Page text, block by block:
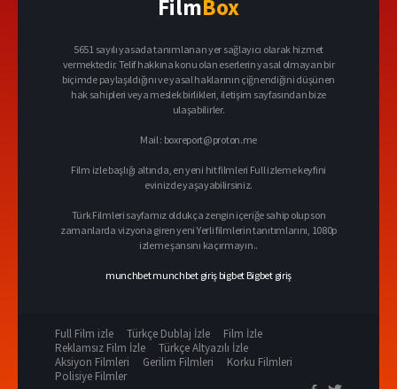
FilmBox
5651 sayılı yasada tanımlanan yer sağlayıcı olarak hizmet
vermektedir. Telif hakkına konu olan eserlerin yasal olmayan bir
biçimde paylaşıldığını ve yasal haklarının çiğnendiğini düşünen
hak sahipleri veya meslek birlikleri, iletişim sayfasından bize
ulaşabilirler.
Mail : boxreport@proton.me
Film izle başlığı altında, en yeni hit filmleri Full izleme keyfini
evinizde yaşayabilirsiniz.
Türk Filmleri sayfamız oldukça zengin içeriğe sahip olup son
zamanlarda vizyona giren yeni Yerli filmlerin tanıtımlarını, 1080p
izleme şansını kaçırmayın..
munchbetmunchbet giriş bigbet Bigbet giriş
Full Film izle Türkçe Dublaj İzle
Film İzle
Reklamsız Film İzle
Türkçe Altyazılı İzle
Aksiyon Filmleri
Gerilim Filmleri
Korku Filmleri
Polisiye Filmler